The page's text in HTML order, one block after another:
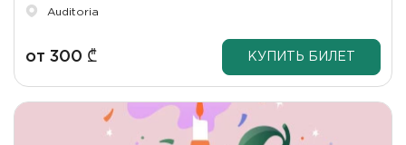
Auditoria
от 300 ₾ КУПИТЬ БИЛЕТ